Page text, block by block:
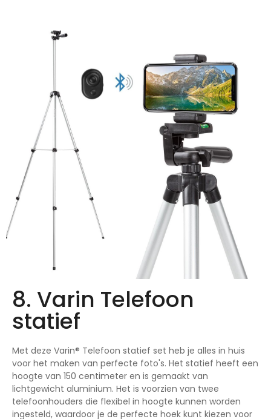
8. Varin Telefoon
statief
Met deze Varin® Telefoon statief set heb je alles in huis
voor het maken van perfecte foto's. Het statief heeft een
hoogte van 150 centimeter en is gemaakt van
lichtgewicht aluminium. Het is voorzien van twee
telefoonhouders die flexibel in hoogte kunnen worden
ingesteld, waardoor je de perfecte hoek kunt kiezen voor